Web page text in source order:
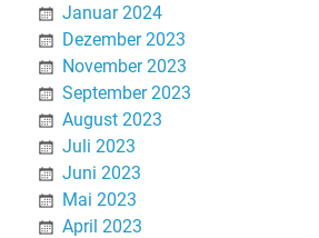
Januar 2024
Dezember 2023
November 2023
September 2023
August 2023
Juli 2023
Juni 2023
Mai 2023
April 2023